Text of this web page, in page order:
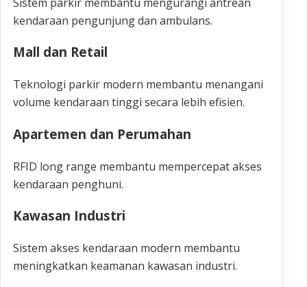
kendaraan pengunjung dan ambulans.
Mall dan Retail
Teknologi parkir modern membantu menangani
volume kendaraan tinggi secara lebih efisien.
Apartemen dan Perumahan
RFID long range membantu mempercepat akses
kendaraan penghuni.
Kawasan Industri
Sistem akses kendaraan modern membantu
meningkatkan keamanan kawasan industri.